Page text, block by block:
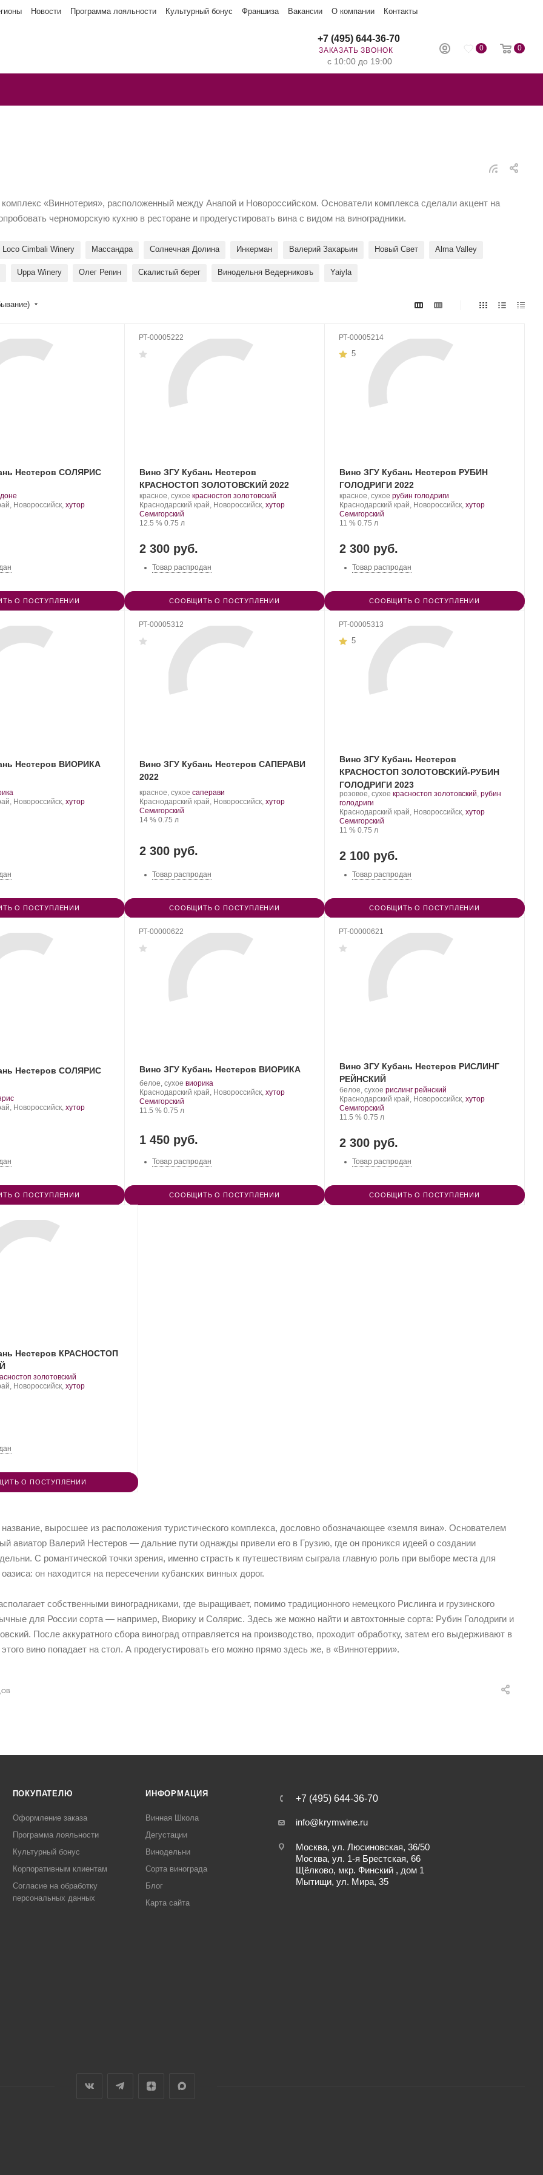
Новости Программа лояльности Культурный бонус Франшиза Вакансии О компании Контакты
0 0
+7 (495) 644-36-70
ЗАКАЗАТЬ ЗВОНОК
с 10:00 до 19:00
«Виннотерия», расположенный между Анапой и Новороссийском. Основатели комплекса сделали акцент на
черноморскую кухню в ресторане и продегустировать вина с видом на виноградники.
Loco Cimbali Winery Массандра Солнечная Долина Инкерман Валерий Захарьин Новый Свет Alma Valley
Uppa Winery Олег Репин Скалистый берег Винодельня Ведерниковъ Yaiyla
Нестеров СОЛЯРИС
Новороссийск, хутор
О ПОСТУПЛЕНИИ
РТ-00005222
Вино ЗГУ Кубань Нестеров
КРАСНОСТОП ЗОЛОТОВСКИЙ 2022
Производитель:
Nesterov
Winery.
красное, сухое .
Сорт
красностоп золотовский
Регион:
Краснодарский край, Новороссийск, хутор
Семигорский
Крепость
12.5 %. Объем
0.75 л
2 300 руб.
Товар распродан
СООБЩИТЬ О ПОСТУПЛЕНИИ
РТ-00005214
5
Вино ЗГУ Кубань Нестеров РУБИН
ГОЛОДРИГИ 2022
Производитель:
Nesterov
Winery.
красное, сухое .
Сорт
рубин голодриги
Регион:
Краснодарский край, Новороссийск, хутор
Семигорский
Крепость
11 %. Объем
0.75 л
2 300 руб.
Товар распродан
СООБЩИТЬ О ПОСТУПЛЕНИИ
Нестеров ВИОРИКА
Новороссийск, хутор
О ПОСТУПЛЕНИИ
РТ-00005312
Вино ЗГУ Кубань Нестеров САПЕРАВИ
2022
Производитель:
Nesterov
Winery.
красное, сухое .
Сорт
саперави
Регион:
Краснодарский край, Новороссийск, хутор
Семигорский
Крепость
14 %. Объем
0.75 л
2 300 руб.
Товар распродан
СООБЩИТЬ О ПОСТУПЛЕНИИ
РТ-00005313
5
Вино ЗГУ Кубань Нестеров
КРАСНОСТОП ЗОЛОТОВСКИЙ-РУБИН
ГОЛОДРИГИ 2023
Производитель:
Nesterov
Winery.
розовое, сухое .
винограда:
красностоп золотовский, рубин
голодриги
Регион:
Краснодарский край, Новороссийск, хутор
Семигорский
Крепость
11 %. Объем
0.75 л
2 100 руб.
Товар распродан
СООБЩИТЬ О ПОСТУПЛЕНИИ
Нестеров СОЛЯРИС
.
Новороссийск, хутор
О ПОСТУПЛЕНИИ
РТ-00000622
Вино ЗГУ Кубань Нестеров ВИОРИКА
Производитель:
Nesterov
Winery.
белое, сухое .
Сорт
виорика
Регион:
Краснодарский край, Новороссийск, хутор
Семигорский
Крепость
11.5 %. Объем
0.75 л
1 450 руб.
Товар распродан
СООБЩИТЬ О ПОСТУПЛЕНИИ
РТ-00000621
Вино ЗГУ Кубань Нестеров РИСЛИНГ
РЕЙНСКИЙ
Производитель:
Nesterov
Winery.
белое, сухое .
Сорт
рислинг рейнский
Регион:
Краснодарский край, Новороссийск, хутор
Семигорский
Крепость
11.5 %. Объем
0.75 л
2 300 руб.
Товар распродан
СООБЩИТЬ О ПОСТУПЛЕНИИ
Нестеров КРАСНОСТОП
золотовский
Новороссийск, хутор
О ПОСТУПЛЕНИИ
выросшее из расположения туристического комплекса, дословно обозначающее «земля вина». Основателем
авиатор Валерий Нестеров — дальние пути однажды привели его в Грузию, где он проникся идеей о создании
С романтической точки зрения, именно страсть к путешествиям сыграла главную роль при выборе места для
он находится на пересечении кубанских винных дорог.
собственными виноградниками, где выращивает, помимо традиционного немецкого Рислинга и грузинского
для России сорта — например, Виорику и Солярис. Здесь же можно найти и автохтонные сорта: Рубин Голодриги и
После аккуратного сбора виноград отправляется на производство, проходит обработку, затем его выдерживают в
вино попадает на стол. А продегустировать его можно прямо здесь же, в «Виннотеррии».
ПОКУПАТЕЛЮ
Оформление заказа
Программа лояльности
Культурный бонус
Корпоративным клиентам
Согласие на обработку
персональных данных
ИНФОРМАЦИЯ
Винная Школа
Дегустации
Винодельни
Сорта винограда
Блог
Карта сайта
+7 (495) 644-36-70
info@krymwine.ru
Москва, ул. Люсиновская, 36/50
Москва, ул. 1-я Брестская, 66
Щёлково, мкр. Финский , дом 1
Мытищи, ул. Мира, 35